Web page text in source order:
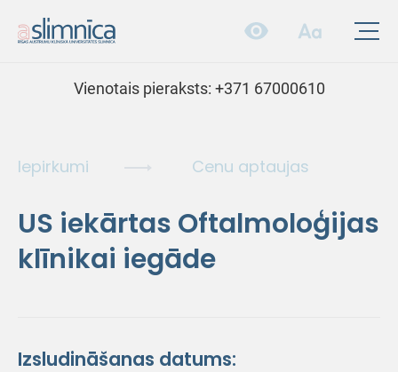
Vienotais pieraksts: +371 67000610
Iepirkumi Cenu aptaujas
US iekārtas Oftalmoloģijas
klīnikai iegāde
Izsludināšanas datums: